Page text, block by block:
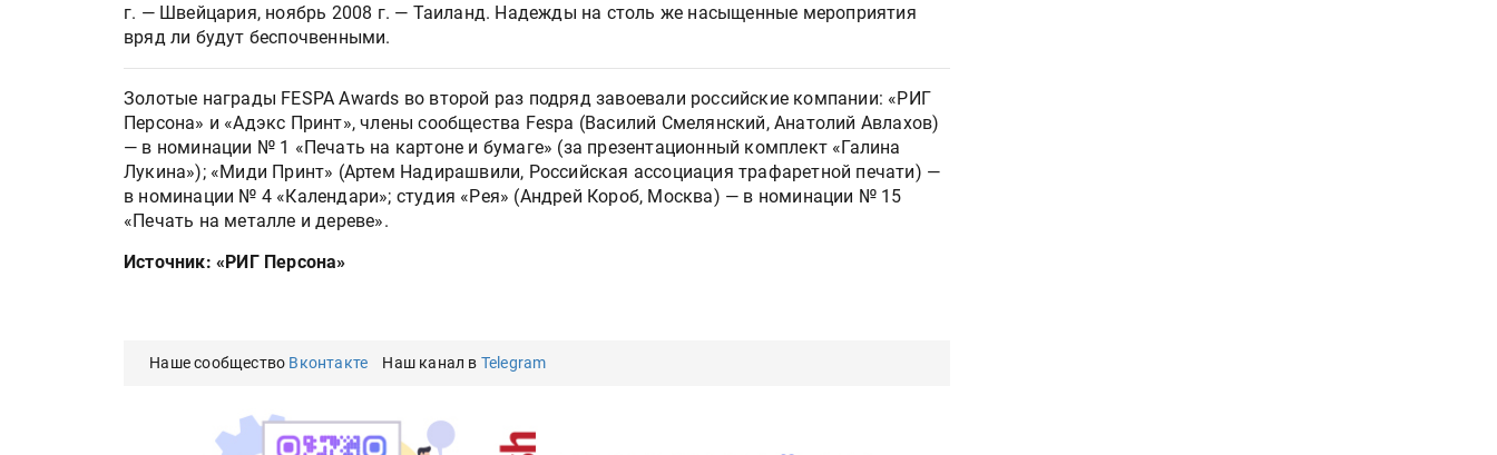
г. — Швейцария, ноябрь 2008 г. — Таиланд. Надежды на столь же насыщенные мероприятия
вряд ли будут беспочвенными.
Золотые награды FESPA Awards во второй раз подряд завоевали российские компании: «РИГ
Персона» и «Адэкс Принт», члены сообщества Fespa (Василий Смелянский, Анатолий Авлахов)
— в номинации № 1 «Печать на картоне и бумаге» (за презентационный комплект «Галина
Лукина»); «Миди Принт» (Артем Надирашвили, Российская ассоциация трафаретной печати) —
в номинации № 4 «Календари»; студия «Рея» (Андрей Короб, Москва) — в номинации № 15
«Печать на металле и дереве».
Источник: «РИГ Персона»
Наше сообщество Вконтакте Наш канал в Telegram